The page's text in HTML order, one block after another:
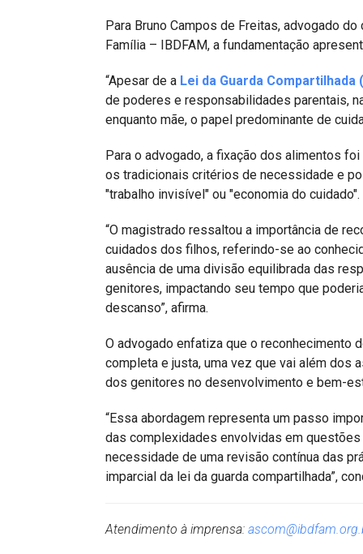
Para Bruno Campos de Freitas, advogado
Família – IBDFAM, a fundamentação
“Apesar de a Lei da Guarda Compartilhada
de poderes e responsabilidades parentais,
enquanto mãe, o papel predominante de
Para o advogado, a fixação dos alimentos
os tradicionais critérios de necessidade e
"trabalho invisível" ou "economia do cuidado".
“O magistrado ressaltou a importância de
cuidados dos filhos, referindo-se ao
ausência de uma divisão equilibrada das
genitores, impactando seu tempo que
descanso”, afirma.
O advogado enfatiza que o reconhecimento
completa e justa, uma vez que vai além dos
dos genitores no desenvolvimento e bem-
“Essa abordagem representa um passo
das complexidades envolvidas em
necessidade de uma revisão contínua das
imparcial da lei da guarda compartilhada”,
Atendimento à imprensa: